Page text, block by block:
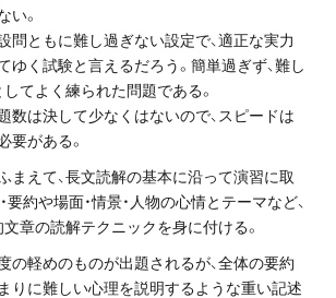
11-3967
:9:30～21:30(定休:日曜・祝日)
お問い合わせ・資料請求
無料体験授業とは
い。
問ともに難し過ぎない設定で、適正な実力
ゆく試験と言えるだろう。簡単過ぎず、難し
てよく練られた問題である。
数は決して少なくはないので、スピードは
要がある。
まえて、長文読解の基本に沿って演習に取
要約や場面・情景・人物の心情とテーマなど、
文章の読解テクニックを身に付ける。
の軽めのものが出題されるが、全体の要約
りに難しい心理を説明するような重い記述